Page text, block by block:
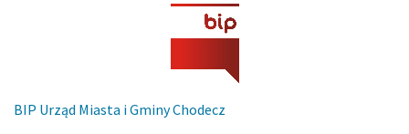
BIP Urząd Miasta i Gminy Chodecz